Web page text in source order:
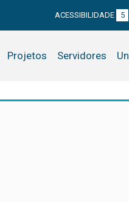
ACESSIBILIDADE 5
Projetos Servidores